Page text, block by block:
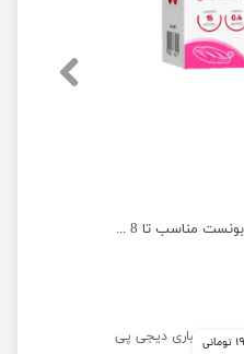
قلاده ضد کک و کنه گربه بونست مناسب تا 8 ماه رنگ صورتی بسته 2 عددی